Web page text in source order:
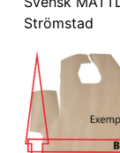
Strömstad